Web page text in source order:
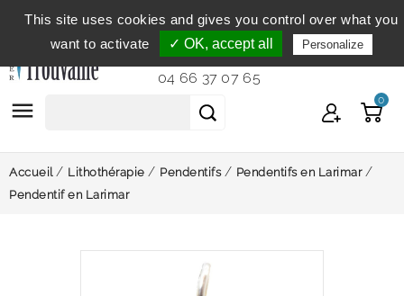
Service clientèle
du lundi au vendredi de 9h à 12h et
de 14h à 18h...
04 66 37 07 65
 0
Accueil Lithothérapie Pendentifs
Pendentifs en Larimar
Pendentif en Larimar
This site uses cookies and gives you control over what you
want to activate
✓ OK, accept all Personalize